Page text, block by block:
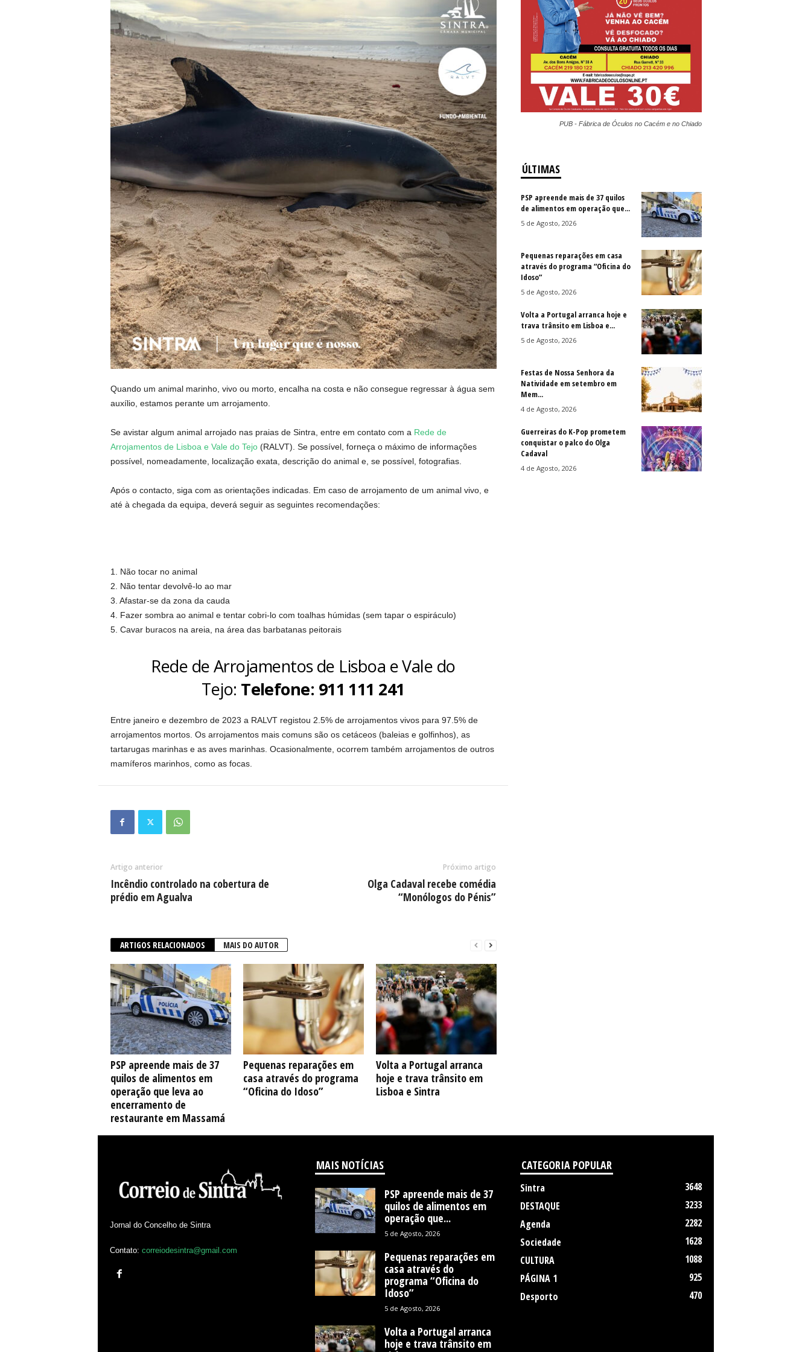
Quando um animal marinho, vivo ou morto, encalha na costa e não consegue regressar à água sem
auxílio, estamos perante um arrojamento.
Se avistar algum animal arrojado nas praias de Sintra, entre em contato com a Rede de
Arrojamentos de Lisboa e Vale do Tejo(RALVT). Se possível, forneça o máximo de informações
possível, nomeadamente, localização exata, descrição do animal e, se possível, fotografias.
Após o contacto, siga com as orientações indicadas. Em caso de arrojamento de um animal vivo, e
até à chegada da equipa, deverá seguir as seguintes recomendações:
1. Não tocar no animal
2. Não tentar devolvê-lo ao mar
3. Afastar-se da zona da cauda
4. Fazer sombra ao animal e tentar cobri-lo com toalhas húmidas (sem tapar o espiráculo)
5. Cavar buracos na areia, na área das barbatanas peitorais
Rede de Arrojamentos de Lisboa e Vale do
Tejo: Telefone: 911 111 241
Entre janeiro e dezembro de 2023 a RALVT registou 2.5% de arrojamentos vivos para 97.5% de
arrojamentos mortos. Os arrojamentos mais comuns são os cetáceos (baleias e golfinhos), as
tartarugas marinhas e as aves marinhas. Ocasionalmente, ocorrem também arrojamentos de outros
mamíferos marinhos, como as focas.
Artigo anterior
Incêndio controlado na cobertura de
prédio em Agualva
Próximo artigo
Olga Cadaval recebe comédia
“Monólogos do Pénis”
ARTIGOS RELACIONADOS MAIS DO AUTOR
PSP apreende mais de 37
quilos de alimentos em
operação que leva ao
encerramento de
restaurante em Massamá
Pequenas reparações em
casa através do programa
“Oficina do Idoso”
Volta a Portugal arranca
hoje e trava trânsito em
Lisboa e Sintra
PUB - Fábrica de Óculos no Cacém e no Chiado
ÚLTIMAS
PSP apreende mais de 37 quilos
de alimentos em operação que...
5 de Agosto, 2026
Pequenas reparações em casa
através do programa “Oficina do
Idoso”
5 de Agosto, 2026
Volta a Portugal arranca hoje e
trava trânsito em Lisboa e...
5 de Agosto, 2026
Festas de Nossa Senhora da
Natividade em setembro em
Mem...
4 de Agosto, 2026
Guerreiras do K-Pop prometem
conquistar o palco do Olga
Cadaval
4 de Agosto, 2026
Jornal do Concelho de Sintra
Contato: correiodesintra@gmail.com
MAIS NOTÍCIAS
PSP apreende mais de 37
quilos de alimentos em
operação que...
5 de Agosto, 2026
Pequenas reparações em
casa através do
programa “Oficina do
Idoso”
5 de Agosto, 2026
Volta a Portugal arranca
hoje e trava trânsito em
CATEGORIA POPULAR
Sintra
3648
DESTAQUE
3233
Agenda
2282
Sociedade
1628
CULTURA
1088
PÁGINA 1
925
Desporto
470